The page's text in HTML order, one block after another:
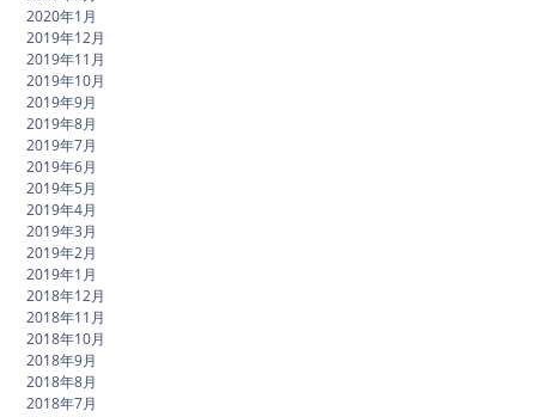
2020年1月
2019年12月
2019年11月
2019年10月
2019年9月
2019年8月
2019年7月
2019年6月
2019年5月
2019年4月
2019年3月
2019年2月
2019年1月
2018年12月
2018年11月
2018年10月
2018年9月
2018年8月
2018年7月